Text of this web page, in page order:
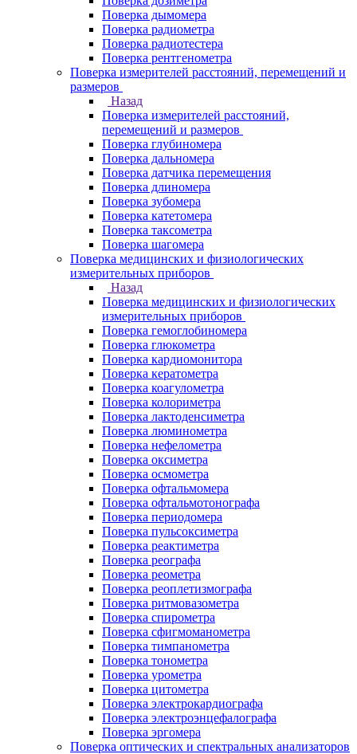
Поверка дымомера
Поверка радиометра
Поверка радиотестера
Поверка рентгенометра
Поверка измерителей расстояний, перемещений и
размеров
Назад
Поверка измерителей расстояний,
перемещений и размеров
Поверка глубиномера
Поверка дальномера
Поверка датчика перемещения
Поверка длиномера
Поверка зубомера
Поверка катетомера
Поверка таксометра
Поверка шагомера
Поверка медицинских и физиологических
измерительных приборов
Назад
Поверка медицинских и физиологических
измерительных приборов
Поверка гемоглобиномера
Поверка глюкометра
Поверка кардиомонитора
Поверка кератометра
Поверка коагулометра
Поверка колориметра
Поверка лактоденсиметра
Поверка люминометра
Поверка нефелометра
Поверка оксиметра
Поверка осмометра
Поверка офтальмомера
Поверка офтальмотонографа
Поверка периодомера
Поверка пульсоксиметра
Поверка реактиметра
Поверка реографа
Поверка реометра
Поверка реоплетизмографа
Поверка ритмовазометра
Поверка спирометра
Поверка сфигмоманометра
Поверка тимпанометра
Поверка тонометра
Поверка урометра
Поверка цитометра
Поверка электрокардиографа
Поверка электроэнцефалографа
Поверка эргомера
Поверка оптических и спектральных анализаторов